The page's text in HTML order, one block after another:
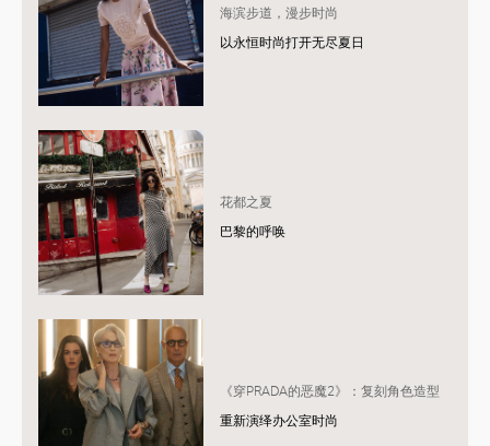
海滨步道，漫步时尚
以永恒时尚打开无尽夏日
花都之夏
巴黎的呼唤
《穿PRADA的恶魔2》：复刻角色造型
重新演绎办公室时尚